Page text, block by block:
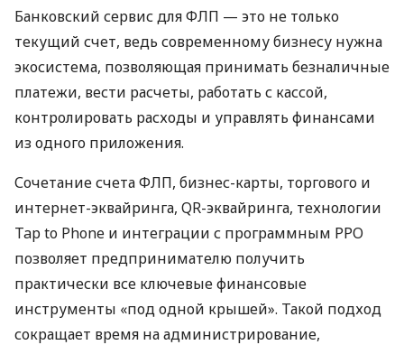
Банковский сервис для ФЛП — это не только
текущий счет, ведь современному бизнесу нужна
экосистема, позволяющая принимать безналичные
платежи, вести расчеты, работать с кассой,
контролировать расходы и управлять финансами
из одного приложения.
Сочетание счета ФЛП, бизнес-карты, торгового и
интернет-эквайринга, QR-эквайринга, технологии
Tap to Phone и интеграции с программным РРО
позволяет предпринимателю получить
практически все ключевые финансовые
инструменты «под одной крышей». Такой подход
сокращает время на администрирование,